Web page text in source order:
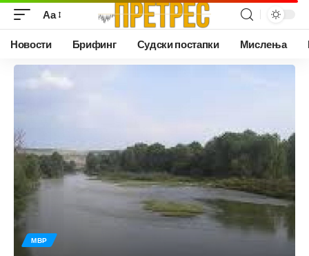
Аа
Новости Брифинг Судски постапки Мислења
МВР